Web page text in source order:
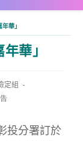
華」
華」
定組
投分署訂於